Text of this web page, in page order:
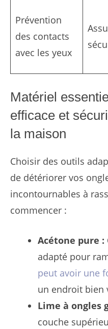
Prévention
des contacts
avec les yeux
Matériel
efficace et
la maison
Choisir des outils
de détériorer vos
incontournables à
commencer :
Acétone pure :
adapté pour
peut avoir une
un endroit bien
Lime à ongles
couche